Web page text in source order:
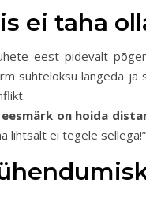
ei taha
eest pidevalt
suhtelõksu langeda ja
on hoida
lihtsalt ei tegele sellega!”